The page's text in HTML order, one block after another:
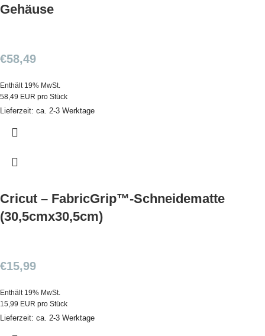
Gehäuse
€58,49
Enthält 19% MwSt.
58,49 EUR pro Stück
Lieferzeit: ca. 2-3 Werktage
Cricut – FabricGrip™-Schneidematte
(30,5cmx30,5cm)
€15,99
Enthält 19% MwSt.
15,99 EUR pro Stück
Lieferzeit: ca. 2-3 Werktage